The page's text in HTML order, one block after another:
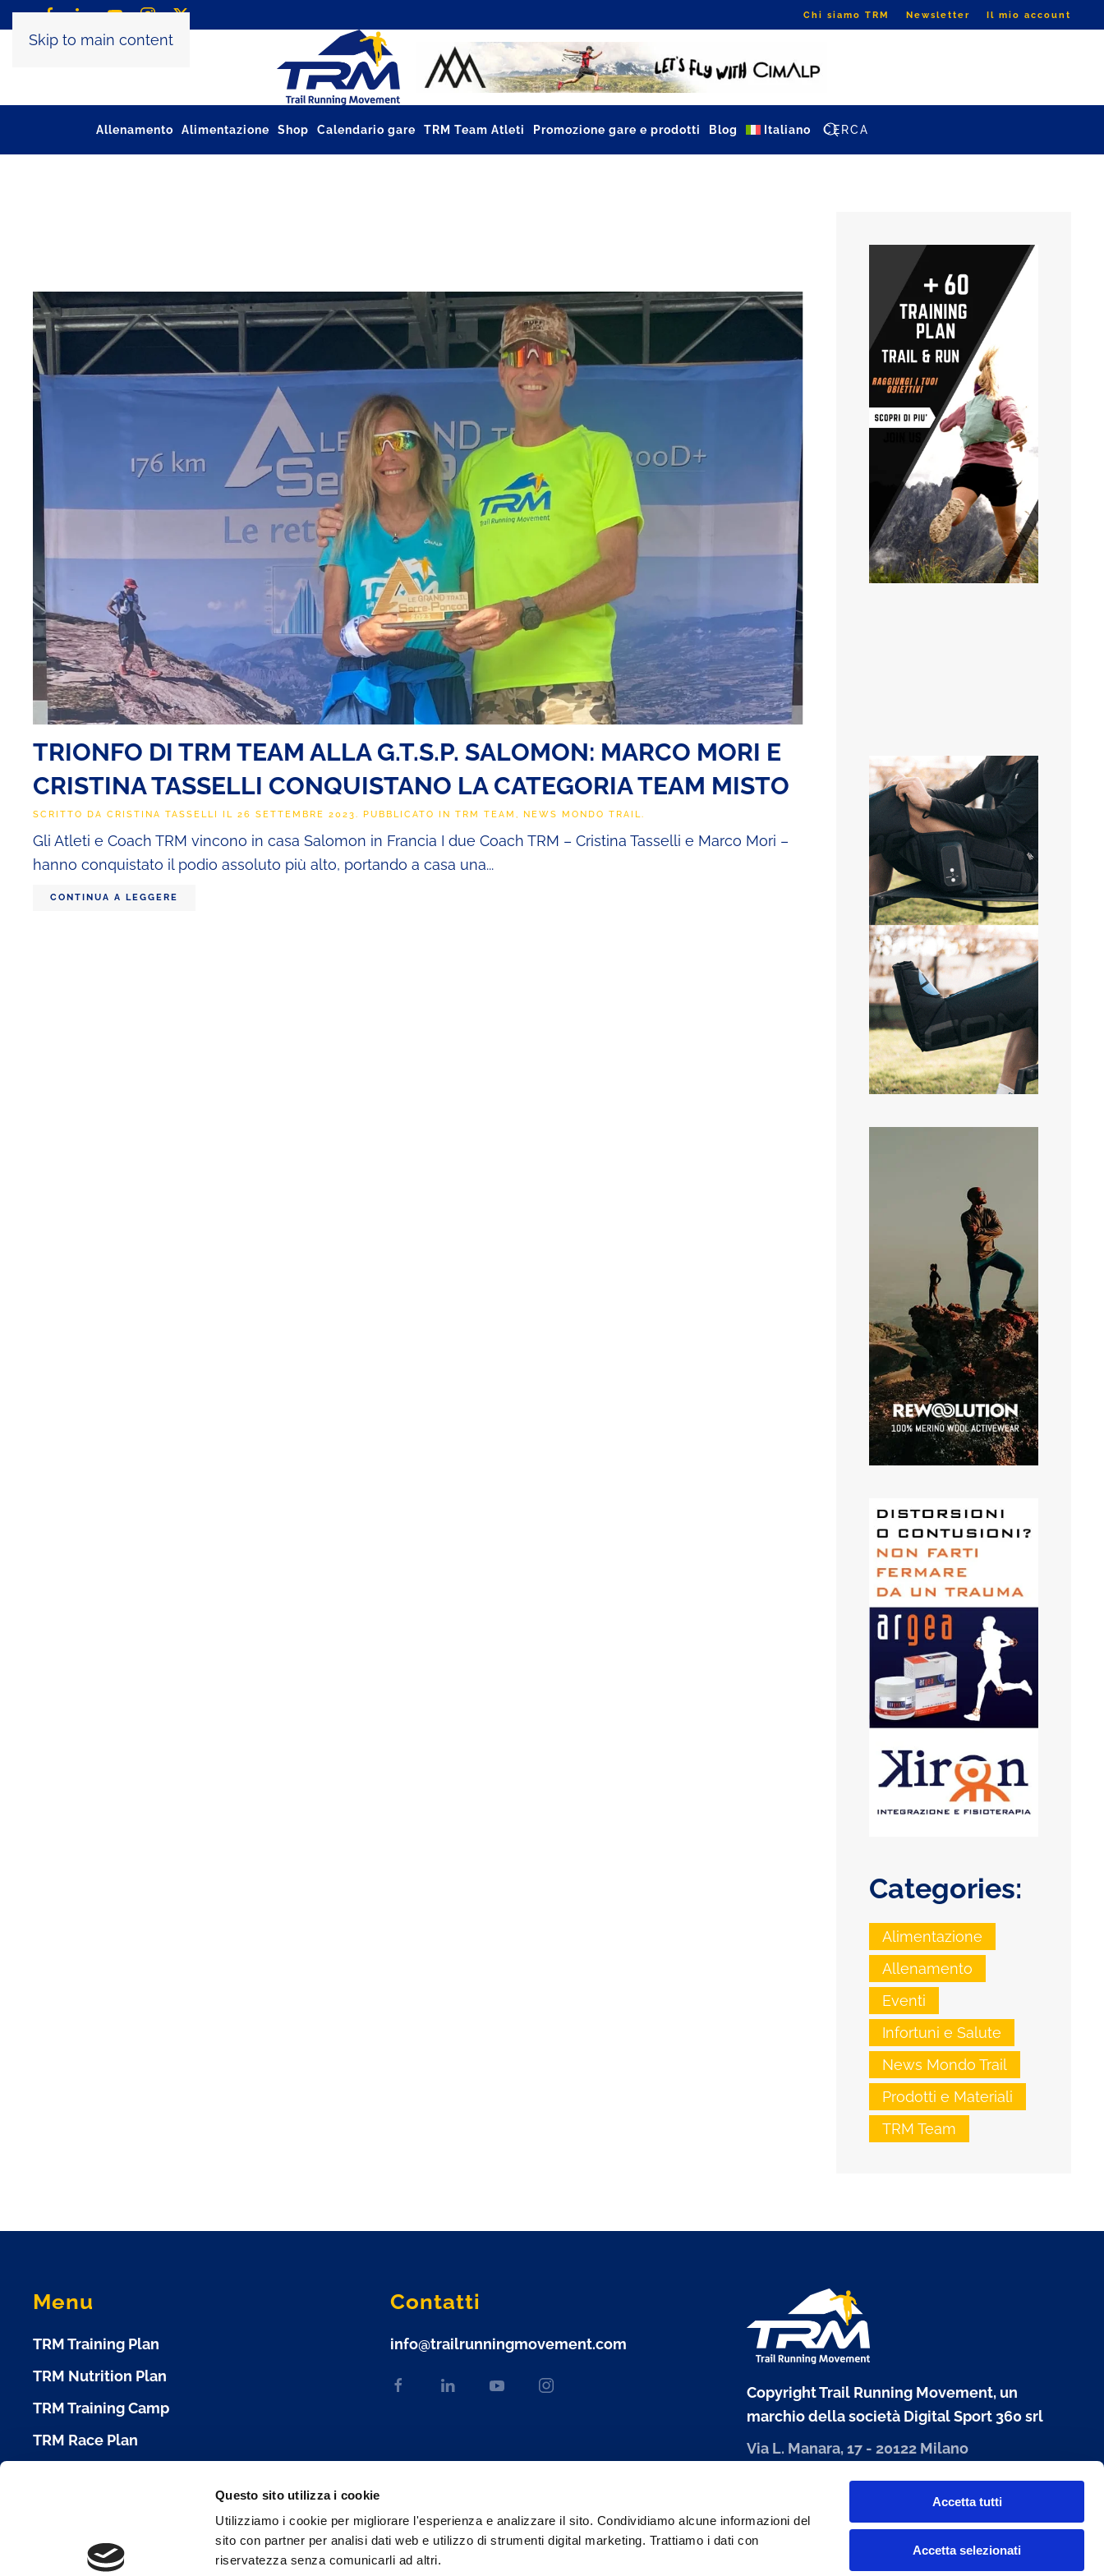
Questo sito utilizza i cookie
Utilizziamo i cookie per migliorare l'esperienza e analizzare il sito. Condividiamo alcune informazioni del
sito con partner per analisi dati web e utilizzo di strumenti digital marketing. Trattiamo i dati con
riservatezza senza comunicarli ad altri.
Accetta tutti
Accetta selezionati
Skip to main content
Chi siamo TRM Newsletter Il mio account
Allenamento Alimentazione Shop Calendario gare TRM Team Atleti Promozione gare e prodotti Blog Italiano
TRIONFO DI TRM TEAM ALLA G.T.S.P. SALOMON: MARCO MORI E
CRISTINA TASSELLI CONQUISTANO LA CATEGORIA TEAM MISTO
SCRITTO DA CRISTINA TASSELLI IL 26 SETTEMBRE 2023. PUBBLICATO IN TRM TEAM , NEWS MONDO TRAIL.
Gli Atleti e Coach TRM vincono in casa Salomon in Francia I due Coach TRM – Cristina Tasselli e Marco Mori –
hanno conquistato il podio assoluto più alto, portando a casa una...
CONTINUA A LEGGERE
Categories:
Alimentazione
Allenamento
Eventi
Infortuni e Salute
News Mondo Trail
Prodotti e Materiali
TRM Team
Menu
TRM Training Plan
TRM Nutrition Plan
TRM Training Camp
TRM Race Plan
Condizioni d'Uso
Contatti
info@trailrunningmovement.com
Copyright Trail Running Movement, un
marchio della società Digital Sport 360 srl
Via L. Manara, 17 - 20122 Milano
P. IVA 10303680960
www.digitalsport360.com